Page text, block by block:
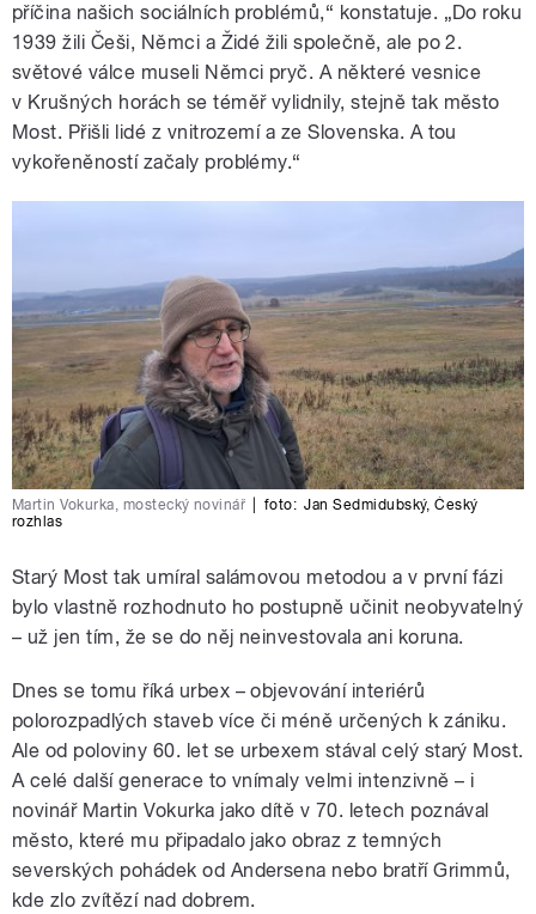
příčina našich sociálních problémů,“ konstatuje. „Do roku
1939 žili Češi, Němci a Židé žili společně, ale po 2.
světové válce museli Němci pryč. A některé vesnice
v Krušných horách se téměř vylidnily, stejně tak město
Most. Přišli lidé z vnitrozemí a ze Slovenska. A tou
vykořeněností začaly problémy.“
Martin Vokurka, mostecký novinář foto: Jan Sedmidubský,Český
rozhlas
Starý Most tak umíral salámovou metodou a v první fázi
bylo vlastně rozhodnuto ho postupně učinit neobyvatelný
– už jen tím, že se do něj neinvestovala ani koruna.
Dnes se tomu říká urbex – objevování interiérů
polorozpadlých staveb více či méně určených k zániku.
Ale od poloviny 60. let se urbexem stával celý starý Most.
A celé další generace to vnímaly velmi intenzivně – i
novinář Martin Vokurka jako dítě v 70. letech poznával
město, které mu připadalo jako obraz z temných
severských pohádek od Andersena nebo bratří Grimmů,
kde zlo zvítězí nad dobrem.